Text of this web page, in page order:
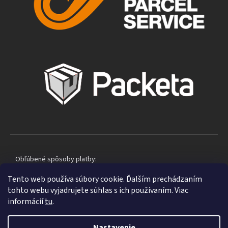
Tento web používa súbory cookie. Ďalším prechádzaním
tohto webu vyjadrujete súhlas s ich používaním. Viac
informáciítu.
Obľúbené spôsoby platby: